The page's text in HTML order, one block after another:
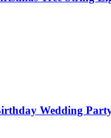
Wedding